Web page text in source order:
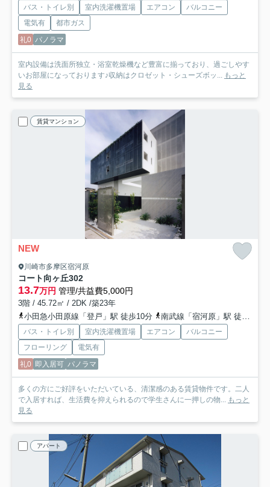
バス・トイレ別 室内洗濯機置場 エアコン
バルコニー
電気有
都市ガス
礼0 パノラマ
室内設備は洗面所独立・浴室乾燥機など豊富に揃っており、過ごしやす
いお部屋になっております♪収納はクロゼット・シューズボッ... もっと
見る
賃貸マンション
NEW
川崎市多摩区宿河原
コート向ヶ丘302
13.7万円 管理/共益費5,000円
3階 / 45.72㎡ / 2DK /築23年
小田急小田原線「登戸」駅 徒歩10分
南武線「宿河原」駅 徒歩10分
バス・トイレ別 室内洗濯機置場 エアコン
バルコニー
フローリング
電気有
礼0 即入居可 パノラマ
多くの方にご好評をいただいている、清潔感のある賃貸物件です。二人
で入居すれば、生活費を抑えられるので学生さんに一押しの物... もっと
見る
アパート